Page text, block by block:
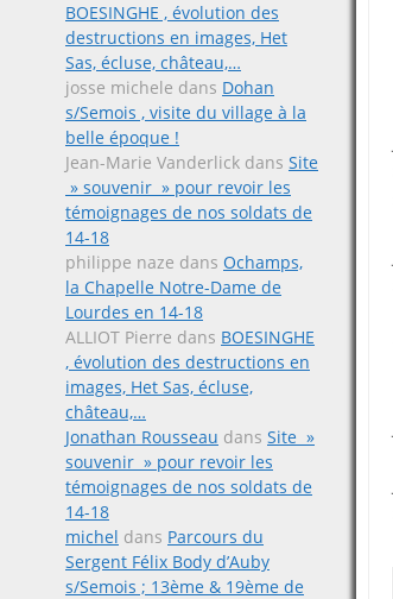
BOESINGHE , évolution des
destructions en images, Het
Sas, écluse, château,…
josse michele dans Dohan
s/Semois , visite du village à la
belle époque !
Jean-Marie Vanderlick dans Site
» souvenir » pour revoir les
témoignages de nos soldats de
14-18
philippe naze dans Ochamps,
la Chapelle Notre-Dame de
Lourdes en 14-18
ALLIOT Pierre dans BOESINGHE
, évolution des destructions en
images, Het Sas, écluse,
château,…
Jonathan Rousseau dans Site »
souvenir » pour revoir les
témoignages de nos soldats de
14-18
michel dans Parcours du
Sergent Félix Body d’Auby
s/Semois ; 13ème & 19ème de